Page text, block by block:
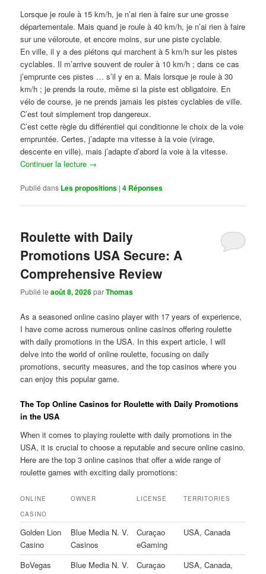
Lorsque je roule à 15 km/h, je n’ai rien à faire sur une grosse
départementale. Mais quand je roule à 40 km/h, je n’ai rien à faire
sur une véloroute, et encore moins, sur une piste cyclable.
En ville, il y a des piétons qui marchent à 5 km/h sur les pistes
cyclables. Il m’arrive souvent de rouler à 10 km/h ; dans ce cas
j’emprunte ces pistes … s’il y en a. Mais lorsque je roule à 30
km/h ; je prends la route, même si la piste est obligatoire. En
vélo de course, je ne prends jamais les pistes cyclables de ville.
C’est tout simplement trop dangereux.
C’est cette règle du différentiel qui conditionne le choix de la voie
empruntée. Certes, j’adapte ma vitesse à la voie (virage,
descente en ville), mais j’adapte d’abord la voie à la vitesse.
Continuer la lecture →
Publié dans Les propositions |4 Réponses
Roulette with Daily
Promotions USA Secure: A
Comprehensive Review
Publié leaoût 8, 2026parThomas
As a seasoned online casino player with 17 years of experience,
I have come across numerous online casinos offering roulette
with daily promotions in the USA. In this expert article, I will
delve into the world of online roulette, focusing on daily
promotions, security measures, and the top casinos where you
can enjoy this popular game.
The Top Online Casinos for Roulette with Daily Promotions
in the USA
When it comes to playing roulette with daily promotions in the
USA, it is crucial to choose a reputable and secure online casino.
Here are the top 3 online casinos that offer a wide range of
roulette games with exciting daily promotions:
ONLINE
CASINO
OWNER LICENSE TERRITORIES
Golden Lion
Casino
Blue Media N. V.
Casinos
Curaçao
eGaming
USA, Canada
BoVegas
Blue Media N. V.
Curaçao
USA, Canada,